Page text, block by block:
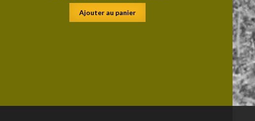
Ajouter au panier